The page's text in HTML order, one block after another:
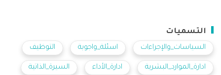
التسميات
السياسات_والإجراءات اسئلة_واجوبة التوظيف
ادارة_الموارد_البشرية ادارة_الأداء السيرة_الذاتية